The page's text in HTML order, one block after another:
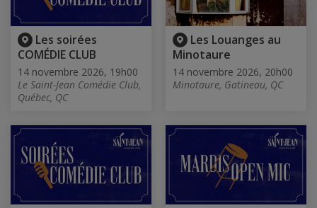
Les soirées
COMÉDIE CLUB
14 novembre 2026, 19h00
Le Saint-Jean Comédie Club,
Québec, QC
Les Louanges au
Minotaure
14 novembre 2026, 20h00
Minotaure, Gatineau, QC